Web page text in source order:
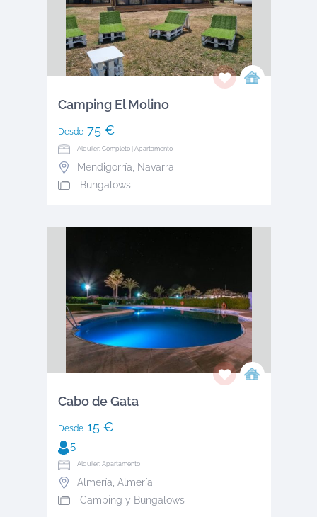
Camping El Molino
Desde75 €
Alquiler: Completo | Apartamento
Mendigorría
Navarra
Bungalows
Cabo de Gata
Desde15 €
5
Alquiler: Apartamento
Almería Almería
Camping y Bungalows